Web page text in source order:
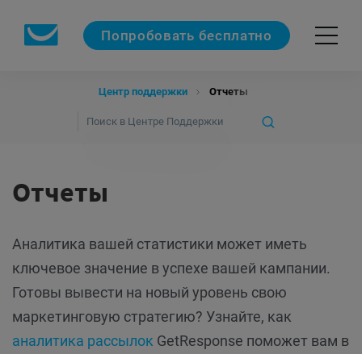
Попробовать бесплатно
Центр поддержки Отчеты
Отчеты
Аналитика вашей статистики может иметь
ключевое значение в успехе вашей кампании.
Готовы вывести на новый уровень свою
маркетинговую стратегию? Узнайте, как
аналитика рассылок GetResponse поможет вам в